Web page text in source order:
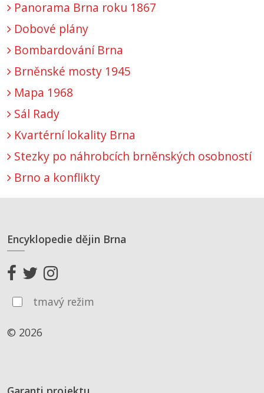
Panorama Brna roku 1867
Dobové plány
Bombardování Brna
Brněnské mosty 1945
Mapa 1968
Sál Rady
Kvartérní lokality Brna
Stezky po náhrobcích brněnských osobností
Brno a konflikty
Encyklopedie dějin Brna
tmavý režim
© 2026